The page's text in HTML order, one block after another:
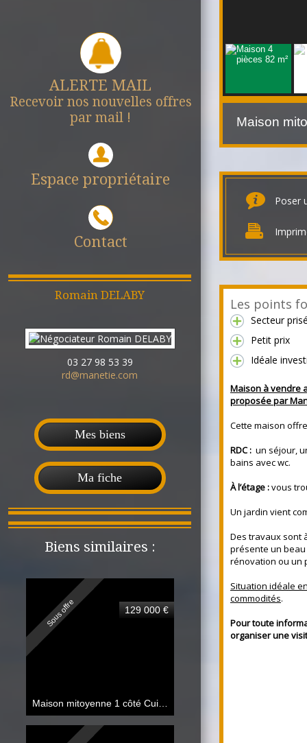
ALERTE MAIL
Recevoir nos nouvelles offres
par mail !
Espace propriétaire
Contact
Romain DELABY
03 27 98 53 39
rd@manetie.com
Mes biens
Ma fiche
Biens similaires :
Sous offre 129 000 €
Maison mitoyenne 1 côté Cuincy
Maison
Poser
Les points
Secteur
Petit prix
Idéale
Maison à vendre
proposée par
Cette maison
RDC : un séjour,
bains avec wc.
À l’étage :vous
Un jardin vient
Des travaux sont
présente un
rénovation ou un
Situation idéale
commodités.
Pour toute
organiser une